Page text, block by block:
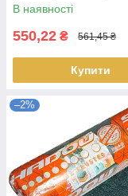
В наявності
550,22 ₴ 561,45 ₴
Купити
–2%